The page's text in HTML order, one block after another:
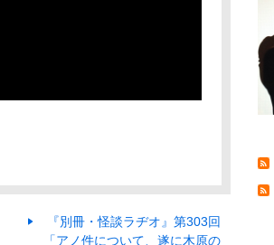
『別冊・怪談ラヂオ』第303回
「アノ件について、遂に木原の